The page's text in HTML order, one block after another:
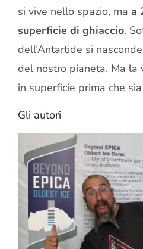
si vive nello spazio, ma a
superficie di ghiaccio.
dell’Antartide si
del nostro pianeta. Ma la
in superficie prima che
Gli autori